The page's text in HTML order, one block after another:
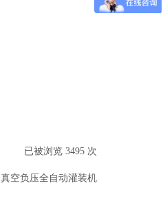
已被浏览 3495 次
真空负压全自动灌装机